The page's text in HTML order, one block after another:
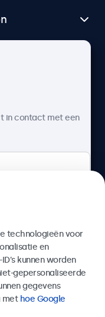
in contact met een
technologieën voor
en
kunnen worden
gepersonaliseerde
gegevens
met hoe Google